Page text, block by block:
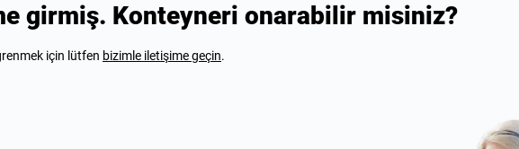
girmiş. Konteyneri onarabilir misiniz?
için lütfen bizimle iletişime geçin.